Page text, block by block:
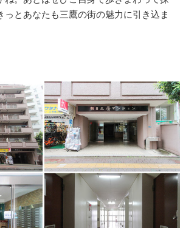
っとあなたも三鷹の街の魅力に引き込ま